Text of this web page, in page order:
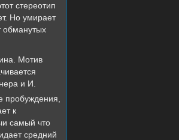
стереотип
Но умирает
обманутых
Мотив
и И.
пробуждения,
к
самый что
средний